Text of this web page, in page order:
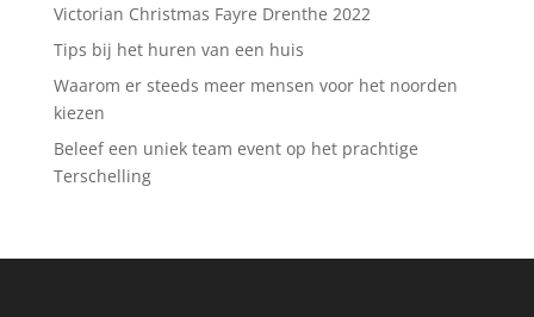
Victorian Christmas Fayre Drenthe 2022
Tips bij het huren van een huis
Waarom er steeds meer mensen voor het noorden
kiezen
Beleef een uniek team event op het prachtige
Terschelling